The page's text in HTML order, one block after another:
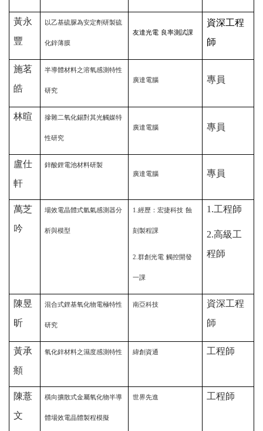
黃永
豐
以乙基硫脲為安定劑研製硫
化鋅薄膜
友達光電 良率測試課
資深工程
師
施茗
皓
半導體材料之溶氧感測特性
研究
廣達電腦 專員
林暄 摻雜二氧化錫對其光觸媒特
性研究
廣達電腦 專員
盧仕
軒
鋅酸鋰電池材料研製
廣達電腦
專員
萬芝
吟
場效電晶體式氫氣感測器分
析與模型
1. 經歷：宏捷科技 蝕
刻製程課
2. 群創光電 觸控開發
一課
1.工程師
2.高級工
程師
陳昱
昕
混合式鋰基氧化物電極特性
研究
南亞科技
資深工程
師
黃承
頫
氧化鋅材料之濕度感測特性 緯創資通 工程師
陳薏
文
橫向擴散式金屬氧化物半導
體場效電晶體製程模擬
世界先進 工程師